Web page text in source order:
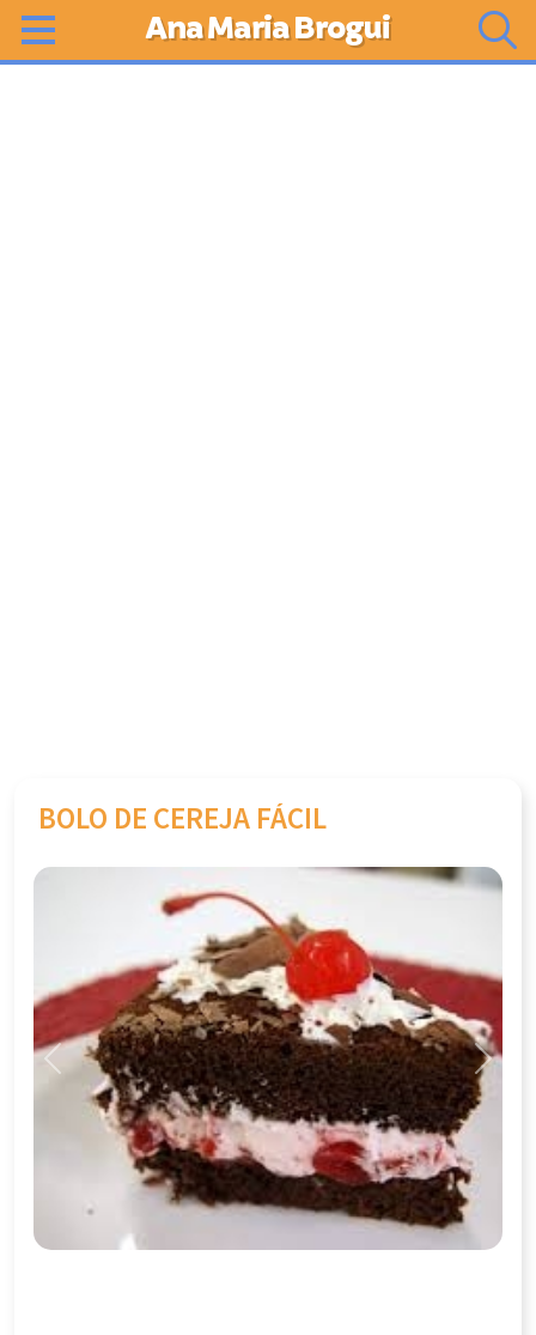
Ana Maria Brogui
BOLO DE CEREJA FÁCIL
Previous Next